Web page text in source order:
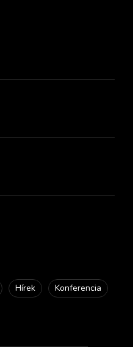
Hírek Konferencia